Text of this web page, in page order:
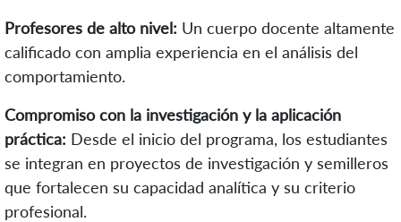
Profesores de alto nivel: Un cuerpo docente altamente
calificado con amplia experiencia en el análisis del
comportamiento.
Compromiso con la investigación y la aplicación
práctica: Desde el inicio del programa, los estudiantes
se integran en proyectos de investigación y semilleros
que fortalecen su capacidad analítica y su criterio
profesional.